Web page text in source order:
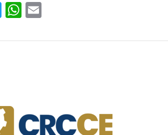
TwitterWhatsApp